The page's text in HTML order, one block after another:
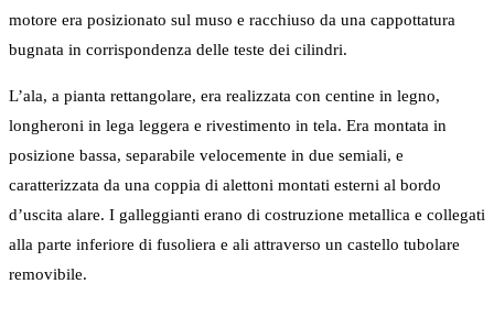
motore era posizionato sul muso e racchiuso da una cappottatura
bugnata in corrispondenza delle teste dei cilindri.
L’ala, a pianta rettangolare, era realizzata con centine in legno,
longheroni in lega leggera e rivestimento in tela. Era montata in
posizione bassa, separabile velocemente in due semiali, e
caratterizzata da una coppia di alettoni montati esterni al bordo
d’uscita alare. I galleggianti erano di costruzione metallica e collegati
alla parte inferiore di fusoliera e ali attraverso un castello tubolare
removibile.